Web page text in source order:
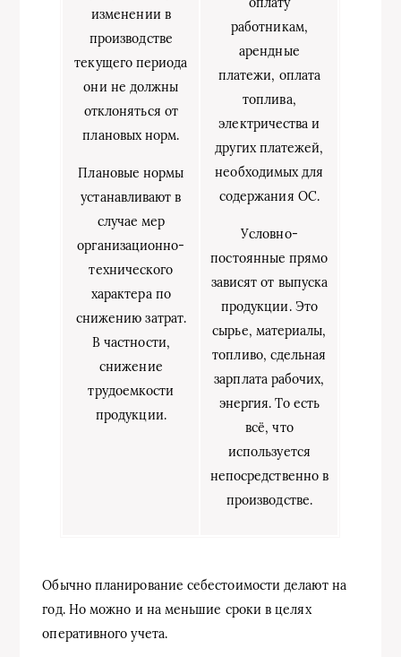
изменении в
производстве
текущего периода
они не должны
отклоняться от
плановых норм.
Плановые нормы
устанавливают в
случае мер
организационно-
технического
характера по
снижению затрат.
В частности,
снижение
трудоемкости
продукции.
работникам,
арендные
платежи, оплата
топлива,
электричества и
других платежей,
необходимых для
содержания ОС.
Условно-
постоянные прямо
зависят от выпуска
продукции. Это
сырье, материалы,
топливо, сдельная
зарплата рабочих,
энергия. То есть
всё, что
используется
непосредственно в
производстве.
Обычно планирование себестоимости делают на
год. Но можно и на меньшие сроки в целях
оперативного учета.